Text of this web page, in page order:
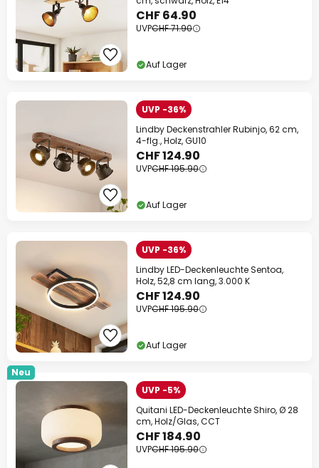
CHF 64.90
UVPCHF 71.90
Auf Lager
UVP -36%
Lindby Deckenstrahler Rubinjo, 62 cm,
4-flg., Holz, GU10
CHF 124.90
UVPCHF 195.90
Auf Lager
UVP -36%
Lindby LED-Deckenleuchte Sentoa,
Holz, 52,8 cm lang, 3.000 K
CHF 124.90
UVPCHF 195.90
Auf Lager
Neu
UVP -5%
Quitani LED-Deckenleuchte Shiro, Ø 28
cm, Holz/Glas, CCT
CHF 184.90
UVPCHF 195.90